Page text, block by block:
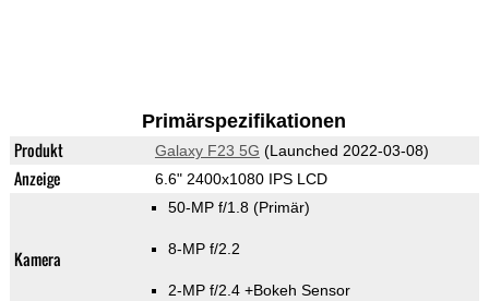
Primärspezifikationen
Produkt Galaxy F23 5G (Launched 2022-03-08)
Anzeige 6.6" 2400x1080 IPS LCD
Kamera
50-MP f/1.8 (Primär)
8-MP f/2.2
2-MP f/2.4 +Bokeh Sensor